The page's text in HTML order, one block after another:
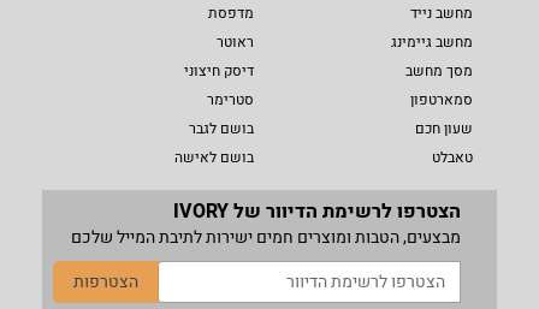
מחשב נייד
מחשב גיימינג
מסך מחשב
סמארטפון
שעון חכם
טאבלט
מדפסת
ראוטר
דיסק חיצוני
סטרימר
בושם לגבר
בושם לאישה
הצטרפו לרשימת הדיוור של IVORY
מבצעים, הטבות ומוצרים חמים ישירות לתיבת המייל שלכם
הצטרפות